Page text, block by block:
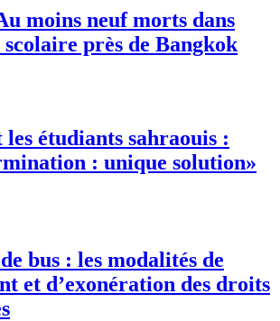
moins neuf morts dans
près de Bangkok
étudiants sahraouis :
: unique solution»
bus : les modalités de
et d’exonération des droits